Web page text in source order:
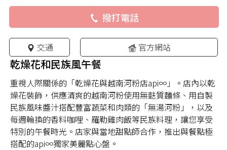
撥打電話
交通 官方網站
乾燥花和民族風午餐
重視人際關係的「乾燥花與越南河粉店api∞」。店內以乾
燥花裝飾，供應清爽的越南河粉使用無麩質麵條、用自製
民族風味醬汁搭配豐富蔬菜和肉類的「無湯河粉」，以及
每週輪換的香料咖哩、羅勒雞肉飯等民族料理，讓您享受
特別的午餐時光。店家與當地甜點師合作，推出與餐點極
搭配的api∞獨家美麗點心盤。